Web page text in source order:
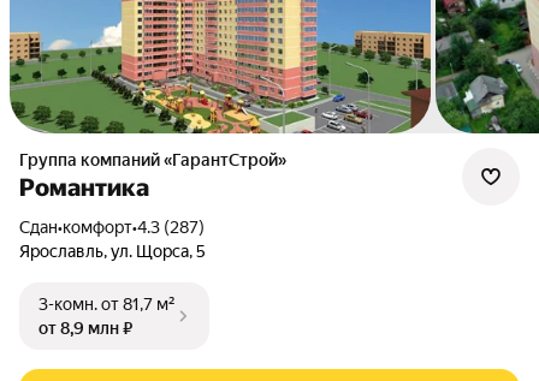
Группа компаний «ГарантСтрой»
Романтика
Сдан•комфорт•4.3 (287)
Ярославль, ул. Щорса, 5
3-комн.от 81,7 м²
от 8,9 млн ₽